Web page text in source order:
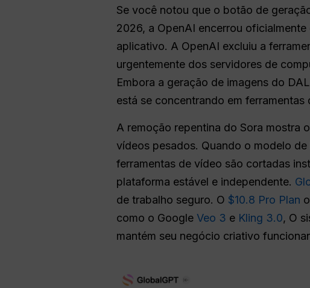
Se você notou que o botão de
2026, a OpenAI encerrou oficialmente
aplicativo. A OpenAI excluiu a
urgentemente dos servidores de
Embora a geração de imagens do
está se concentrando em
A remoção repentina do Sora mostra
vídeos pesados. Quando o modelo
ferramentas de vídeo são cortadas
plataforma estável e independente.
de trabalho seguro. O $10.8 Pro Plan
como o Google Veo 3 e Kling 3.0, O
mantém seu negócio criativo